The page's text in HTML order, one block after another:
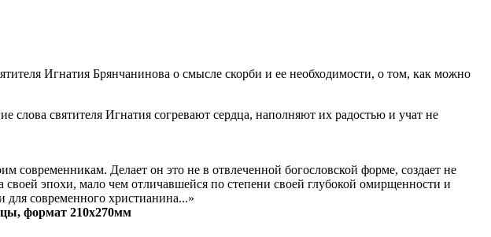
Игнатия Брянчанинова о смысле скорби и ее необходимости, о том, как можно
слова святителя Игнатия согревают сердца, наполняют их радостью и учат не
современникам. Делает он это не в отвлеченной богословской форме, создает не
эпохи, мало чем отличавшейся по степени своей глубокой омирщенности и
для современного христианина...»
формат 210х270мм